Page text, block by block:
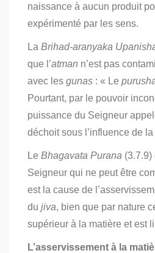
naissance à aucun produit
expérimenté par les sens.
La Brihad-aranyaka
que l’atman n’est pas
avec les gunas : « Le
Pourtant, par le pouvoir
puissance du Seigneur
déchoit sous l’influence de la
Le Bhagavata Purana (3.7.9)
Seigneur qui ne peut être
est la cause de
du jiva, bien que par nature
supérieur à la matière et est
L’asservissement à la